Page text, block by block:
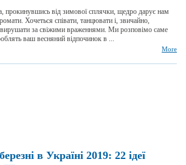
прокинувшись від зимової сплячки, щедро дарує нам
Хочеться співати, танцювати і, звичайно,
за свіжими враженнями. Ми розповімо саме
ваш весняний відпочинок в ...
More
в Україні 2019: 22 ідеї